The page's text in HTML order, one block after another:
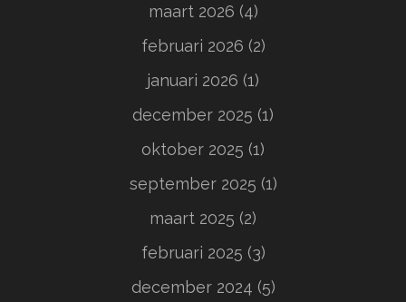
maart 2026 (4)
februari 2026 (2)
januari 2026 (1)
december 2025 (1)
oktober 2025 (1)
september 2025 (1)
maart 2025 (2)
februari 2025 (3)
december 2024 (5)